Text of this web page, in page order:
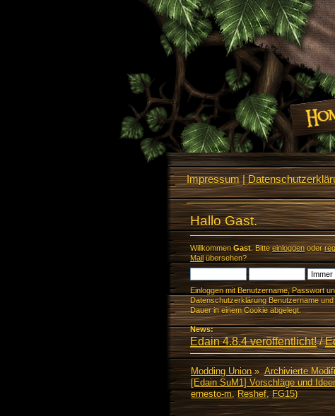
Impressum|
Hallo Gast.
Willkommen Gast. Bitte einloggenoder
Mailübersehen?
Einloggen mit Benutzername, Passwort
Datenschutzerklärung Benutzername
Dauer in einem Cookie abgelegt.
News:
Edain 4.8.4 veröffentlicht!/
Modding Union» Archivierte
[Edain SuM1] Vorschläge und
ernesto-m,Reshef,FG15)